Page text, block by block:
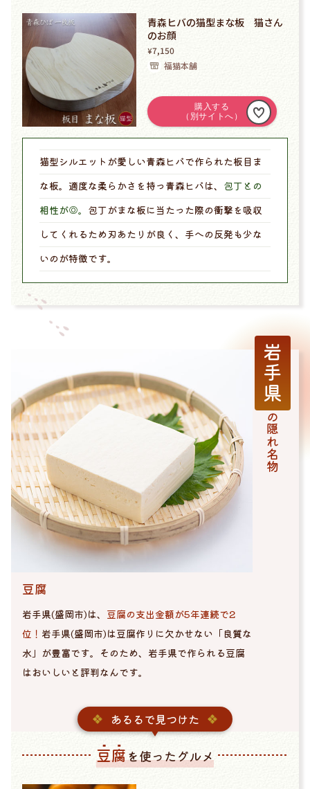
青森ヒバの猫型まな板 猫さん
のお顔
¥7,150
福猫本舗
猫型シルエットが愛しい青森ヒバで作られた板目ま
な板。適度な柔らかさを持っ青森ヒバは、 包丁との
相性が◎。 包丁がまな板に当たった際の衝撃を吸収
してくれるため刃あたりが良く、手への反発も少な
いのが特徴です。
岩手県
の隠れ名物
豆腐
岩手県(盛岡市)は、 豆腐の支出金額が5年連続で2
位！ 岩手県(盛岡市)は豆腐作りに欠かせない「良質な
水」が豊富です。そのため、岩手県で作られる豆腐
はおいしいと評判なんです。
あるるで見つけた
豆腐を使ったグルメ